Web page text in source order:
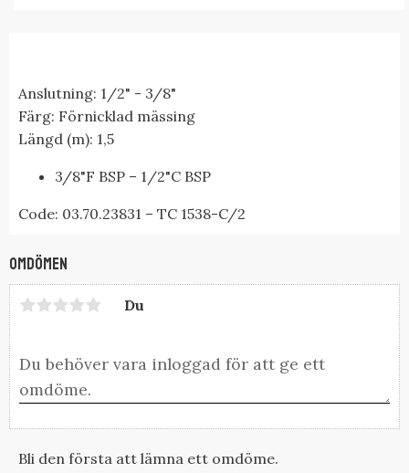
Anslutning: 1/2" - 3/8"
Färg: Förnicklad mässing
Längd (m): 1,5
3/8"F BSP – 1/2"C BSP
Code: 03.70.23831 – TC 1538-C/2
Omdömen
Du
Bli den första att lämna ett omdöme.